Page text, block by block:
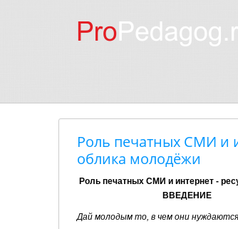
Роль печатных СМИ и
облика молодёжи
Роль печатных СМИ и интернет -
ВВЕДЕНИЕ
Дай молодым то, в чем они